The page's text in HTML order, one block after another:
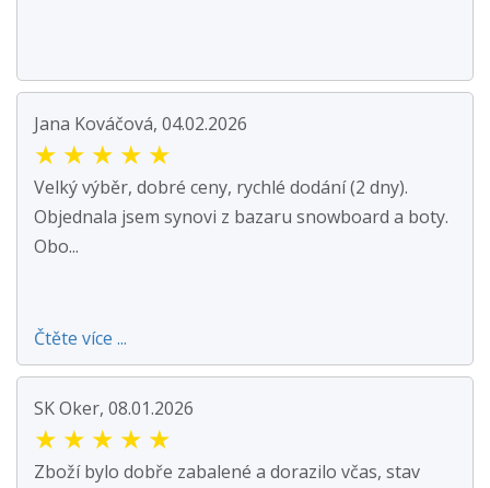
Jana Kováčová, 04.02.2026
★ ★ ★ ★ ★
Velký výběr, dobré ceny, rychlé dodání (2 dny).
Objednala jsem synovi z bazaru snowboard a boty.
Obo...
Čtěte více ...
SK Oker, 08.01.2026
★ ★ ★ ★ ★
Zboží bylo dobře zabalené a dorazilo včas, stav